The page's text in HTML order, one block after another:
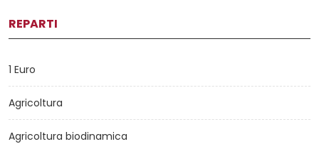
REPARTI
1 Euro
Agricoltura
Agricoltura biodinamica